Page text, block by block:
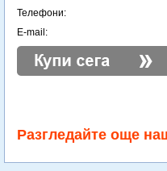
Телефони:
E-mail:
Разгледайте още